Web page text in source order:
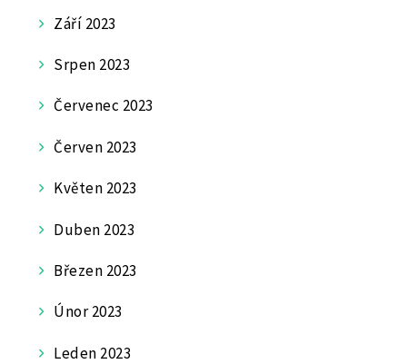
Září 2023
Srpen 2023
Červenec 2023
Červen 2023
Květen 2023
Duben 2023
Březen 2023
Únor 2023
Leden 2023